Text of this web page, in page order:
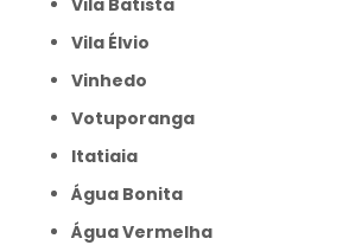
Vila Batista
Vila Élvio
Vinhedo
Votuporanga
itatiaia
Água Bonita
Água Vermelha